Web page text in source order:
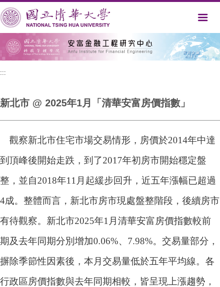
跳
到
主
要
內
容
:::
新北市 @ 2025年1月「清華安富房價指數」
觀察新北市住宅市場交易情形，房價於2014年中達
到頂峰後開始走跌，到了2017年初房市開始穩定盤
整，並自2018年11月起緩步回升，近五年漲幅已超過
4成。整體而言，新北市房市現處盤整階段，後續房市
有待觀察。新北市2025年1月清華安富房價指數較前
期及去年同期分別增加0.06%、7.98%。交易量部分，
摒除季節性因素後，本月交易量低於五年平均線。各
行政區房價指數與去年同期相較，皆呈現上漲趨勢，